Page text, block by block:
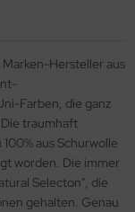
Hersteller aus
Farben, die ganz
traumhaft
100% aus Schurwolle
worden. Die immer
Selecton", die
gehalten. Genau